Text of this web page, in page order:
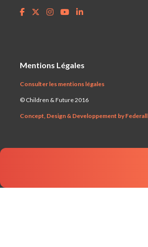
Mentions Légales
Consulter les mentions légales
© Children & Future 2016
Concept, Design & Developpement by Federall